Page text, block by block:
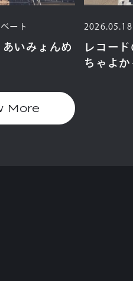
ート
いみょんめ
2026.05.18
レコー
ちゃよ
More